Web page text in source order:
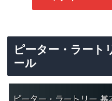
ピーター・ラート
ール